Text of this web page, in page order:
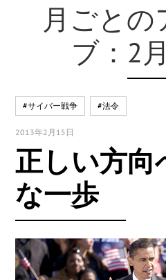
月ごとの
ブ：2
#サイバー戦争 #法令
2013年2月15日
正しい方向
な一歩